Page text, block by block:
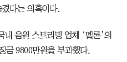
다는 의혹이다.
내 음원 스트리밍 업체 ‘멜론’의
금 9800만원을 부과했다.